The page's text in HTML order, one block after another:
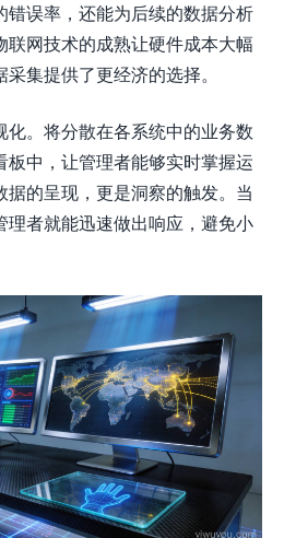
错误率，还能为后续的数据分析
联网技术的成熟让硬件成本大幅
集提供了更经济的选择。
化。将分散在各系统中的业务数
板中，让管理者能够实时掌握运
的呈现，更是洞察的触发。当
理者就能迅速做出响应，避免小